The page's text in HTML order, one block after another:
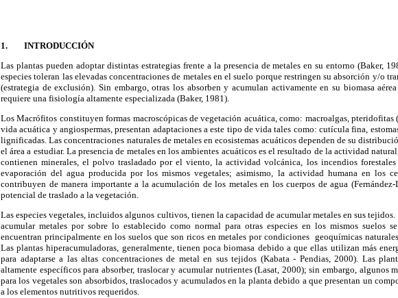
1. INTRODUCCIÓN
Las plantas pueden adoptar distintas estrategias frente a la presencia de metales en su entorno (Baker,
especies toleran las elevadas concentraciones de metales en el suelo porque restringen su absorción y/o
(estrategia de exclusión). Sin embargo, otras los absorben y acumulan activamente en su biomasa
requiere una fisiología altamente especializada (Baker, 1981).
Los Macrófitos constituyen formas macroscópicas de vegetación acuática, como: macroalgas, pteridofitas
vida acuática y angiospermas, presentan adaptaciones a este tipo de vida tales como: cutícula fina,
lignificadas. Las concentraciones naturales de metales en ecosistemas acuáticos dependen de su
el área a estudiar. La presencia de metales en los ambientes acuáticos es el resultado de la actividad
contienen minerales, el polvo trasladado por el viento, la actividad volcánica, los incendios
evaporación del agua producida por los mismos vegetales; asimismo, la actividad humana en los
contribuyen de manera importante a la acumulación de los metales en los cuerpos de agua
potencial de traslado a la vegetación.
Las especies vegetales, incluidos algunos cultivos, tienen la capacidad de acumular metales en sus tejidos.
acumular metales por sobre lo establecido como normal para otras especies en los mismos suelos
encuentran principalmente en los suelos que son ricos en metales por condiciones geoquímicas
Las plantas hiperacumuladoras, generalmente, tienen poca biomasa debido a que ellas utilizan más
para adaptarse a las altas concentraciones de metal en sus tejidos (Kabata - Pendias, 2000). Las
altamente específicos para absorber, traslocar y acumular nutrientes (Lasat, 2000); sin embargo, algunos
para los vegetales son absorbidos, traslocados y acumulados en la planta debido a que presentan un
a los elementos nutritivos requeridos.